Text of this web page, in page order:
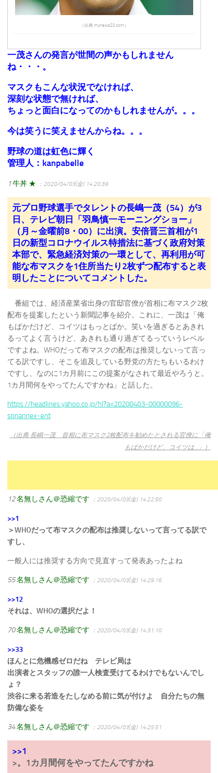
（出典 mynews23.com）
一茂さんの発言が世間の声かもしれません
ね・・・。
マスクもこんな状況でなければ、
深刻な状態で無ければ、
ちょっと面白になってのかもしれませんが。。。
今は笑うに笑えませんからね。。。
野球の道は虹色に輝く
管理人：kanpabelle
1牛丼 ★ ：2020/04/03(金) 14:20:39
元プロ野球選手でタレントの長嶋一茂（54）が3
日、テレビ朝日「羽鳥慎一モーニングショー」
（月～金曜前8・00）に出演。安倍晋三首相が1
日の新型コロナウイルス特措法に基づく政府対策
本部で、緊急経済対策の一環として、再利用が可
能な布マスクを1住所当たり2枚ずつ配布すると表
明したことについてコメントした。
番組では、経済産業省出身の官邸官僚が首相に布マスク2枚
配布を提案したという新聞記事を紹介。これに、一茂は「俺
もばかだけど、コイツはもっとばか。笑いを過ぎるとあきれ
るってよく言うけど、あきれも通り過ぎてるっていうレベル
ですよね。WHOだって布マスクの配布は推奨しないって言っ
てる訳ですし、そこを追及している野党の方たちもいるわけ
ですし、なのに1カ月前にこの提案がなされて最近やろうと。
1カ月間何をやってたんですかね」と話した。
https://headlines.yahoo.co.jp/hl?a=20200403-00000096-
spnannex-ent
（出典 長嶋一茂 首相に布マスク2枚配布を勧めたとされる官僚に「俺
もばかだけど、コイツは…」）
12名無しさん＠恐縮です ：2020/04/03(金) 14:22:50
>>1
＞WHOだって布マスクの配布は推奨しないって言ってる訳で
すし、
一般人には推奨する方向で見直すって発表あったよね
55名無しさん＠恐縮です ：2020/04/03(金) 14:29:16
>>12
それは、WHOの選択だよ！
70名無しさん＠恐縮です ：2020/04/03(金) 14:31:10
>>33
ほんとに危機感ゼロだね テレビ局は
出演者とスタッフの誰一人検査受けてるわけでもないんでし
ょ？
渋谷に来る若造をたしなめる前に気が付けよ 自分たちの無
防備な姿を
34名無しさん＠恐縮です ：2020/04/03(金) 14:25:51
>>1
>。1カ月間何をやってたんですかね